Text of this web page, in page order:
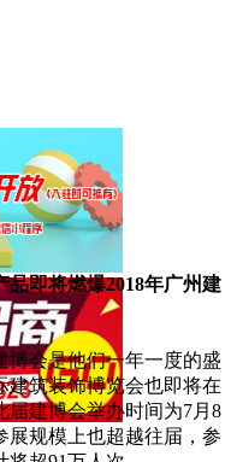
即将燃爆2018年广州建
博会是他们一年一度的盛
建筑装饰博览会也即将在
届建博会举办时间为7月8
规模上也超越往届，参